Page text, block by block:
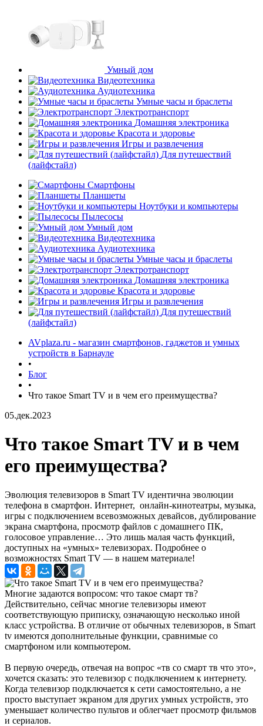
Умный дом
Видеотехника
Аудиотехника
Умные часы и браслеты
Электротранспорт
Домашняя электроника
Красота и здоровье
Игры и развлечения
Для путешествий
(лайфстайл)
Смартфоны
Планшеты
Ноутбуки и компьютеры
Пылесосы
Умный дом
Видеотехника
Аудиотехника
Умные часы и браслеты
Электротранспорт
Домашняя электроника
Красота и здоровье
Игры и развлечения
Для путешествий
(лайфстайл)
AVplaza.ru - магазин смартфонов, гаджетов и умных
устройств в Барнауле
•
Блог
•
Что такое Smart TV и в чем его преимущества?
05.дек.2023
Что такое Smart TV и в чем
его преимущества?
Эволюция телевизоров в Smart TV идентична эволюции
телефона в смартфон. Интернет, онлайн-кинотеатры, музыка,
игры с подключением всевозможных девайсов, дублирование
экрана смартфона, просмотр файлов с домашнего ПК,
голосовое управление… Это лишь малая часть функций,
доступных на «умных» телевизорах. Подробнее о
возможностях Smart TV — в нашем материале!
Многие задаются вопросом: что такое смарт тв?
Действительно, сейчас многие телевизоры имеют
соответствующую приписку, означающую несколько иной
класс устройства. В отличие от обычных телевизоров, в Smart
tv имеются дополнительные функции, сравнимые со
смартфоном или компьютером.
В первую очередь, отвечая на вопрос «тв со смарт тв что это»,
хочется сказать: это телевизор с подключением к интернету.
Когда телевизор подключается к сети самостоятельно, а не
просто выступает экраном для других умных устройств, это
уменьшает количество пультов и облегчает просмотр фильмов
и сериалов.